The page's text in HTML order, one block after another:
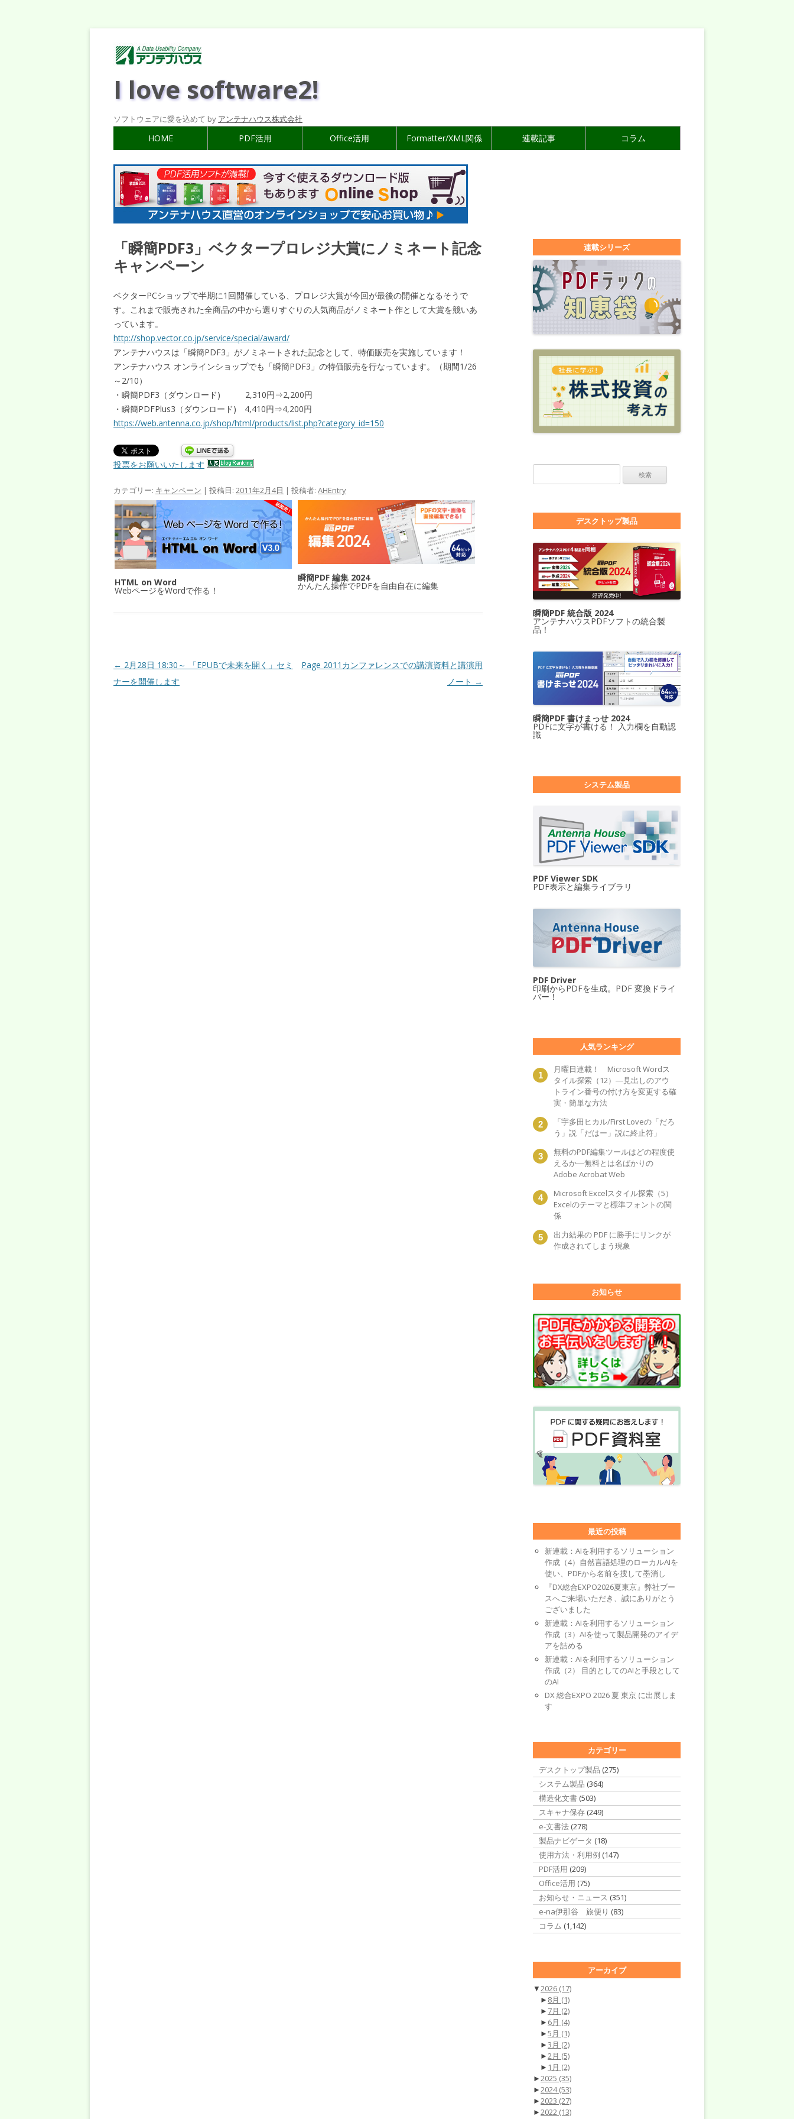
I love software2!
ソフトウェアに愛を込めて by アンテナハウス株式会社
HOME PDF活用 Office活用 Formatter/XML関係 連載記事 コラム
「瞬簡PDF3」ベクタープロレジ大賞にノミネート記念
キャンペーン
ベクターPCショップで半期に1回開催している、プロレジ大賞が今回が最後の開催となるそうで
す。これまで販売された全商品の中から選りすぐりの人気商品がノミネート作として大賞を競いあ
っています。
http://shop.vector.co.jp/service/special/award/
アンテナハウスは「瞬簡PDF3」がノミネートされた記念として、特価販売を実施しています！
アンテナハウス オンラインショップでも「瞬簡PDF3」の特価販売を行なっています。（期間1/26
～2/10）
・瞬簡PDF3（ダウンロード) 2,310円⇒2,200円
・瞬簡PDFPlus3（ダウンロード) 4,410円⇒4,200円
https://web.antenna.co.jp/shop/html/products/list.php?category_id=150
投票をお願いいたします
カテゴリー: キャンペーン | 投稿日: 2011年2月4日 | 投稿者: AHEntry
HTML on Word
WebページをWordで作る！
瞬簡PDF 編集 2024
かんたん操作でPDFを自由自在に編集
投稿ナビゲーション
← 2月28日 18:30～ 「EPUBで未来を開く」セミ
ナーを開催します
Page 2011カンファレンスでの講演資料と講演用
ノート →
連載シリーズ
デスクトップ製品
瞬簡PDF 統合版 2024
アンテナハウスPDFソフトの統合製
品！
瞬簡PDF 書けまっせ 2024
PDFに文字が書ける！ 入力欄を自動認
識
システム製品
PDF Viewer SDK
PDF表示と編集ライブラリ
PDF Driver
印刷からPDFを生成。PDF 変換ドライ
バー！
人気ランキング
月曜日連載！ Microsoft Wordス
タイル探索（12）―見出しのアウ
トライン番号の付け方を変更する確
実・簡単な方法
「宇多田ヒカル/First Loveの「だろ
う」説「だはー」説に終止符」
無料のPDF編集ツールはどの程度使
えるか―無料とは名ばかりの
Adobe Acrobat Web
Microsoft Excelスタイル探索（5）
Excelのテーマと標準フォントの関
係
出力結果の PDF に勝手にリンクが
作成されてしまう現象
お知らせ
最近の投稿
新連載：AIを利用するソリューション
作成（4）自然言語処理のローカルAIを
使い、PDFから名前を捜して墨消し
『DX総合EXPO2026夏東京』弊社ブー
スへご来場いただき、誠にありがとう
ございました
新連載：AIを利用するソリューション
作成（3）AIを使って製品開発のアイデ
アを詰める
新連載：AIを利用するソリューション
作成（2） 目的としてのAIと手段として
のAI
DX 総合EXPO 2026 夏 東京 に出展しま
す
カテゴリー
デスクトップ製品 (275)
システム製品 (364)
構造化文書 (503)
スキャナ保存 (249)
e-文書法 (278)
製品ナビゲータ (18)
使用方法・利用例 (147)
PDF活用 (209)
Office活用 (75)
お知らせ・ニュース (351)
e-na伊那谷 旅便り (83)
コラム (1,142)
アーカイブ
▼2026 (17)
► 8月 (1)
► 7月 (2)
► 6月 (4)
►5月 (1)
►3月 (2)
►2月 (5)
► 1月 (2)
►2025 (35)
►2024(53)
►2023 (27)
►2022 (13)